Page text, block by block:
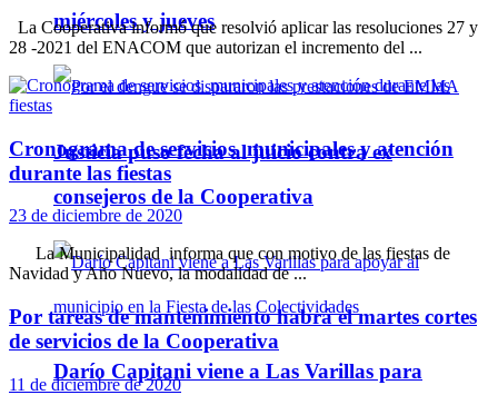
miércoles y jueves
Justicia puso fecha al juicio contra ex
consejeros de la Cooperativa
Darío Capitani viene a Las Varillas para
La Cooperativa informó que resolvió aplicar las resoluciones 27 y
28 -2021 del ENACOM que autorizan el incremento del ...
Cronograma de servicios municipales y atención
durante las fiestas
23 de diciembre de 2020
La Municipalidad informa que con motivo de las fiestas de
Navidad y Año Nuevo, la modalidad de ...
Por tareas de mantenimiento habrá el martes cortes
de servicios de la Cooperativa
11 de diciembre de 2020